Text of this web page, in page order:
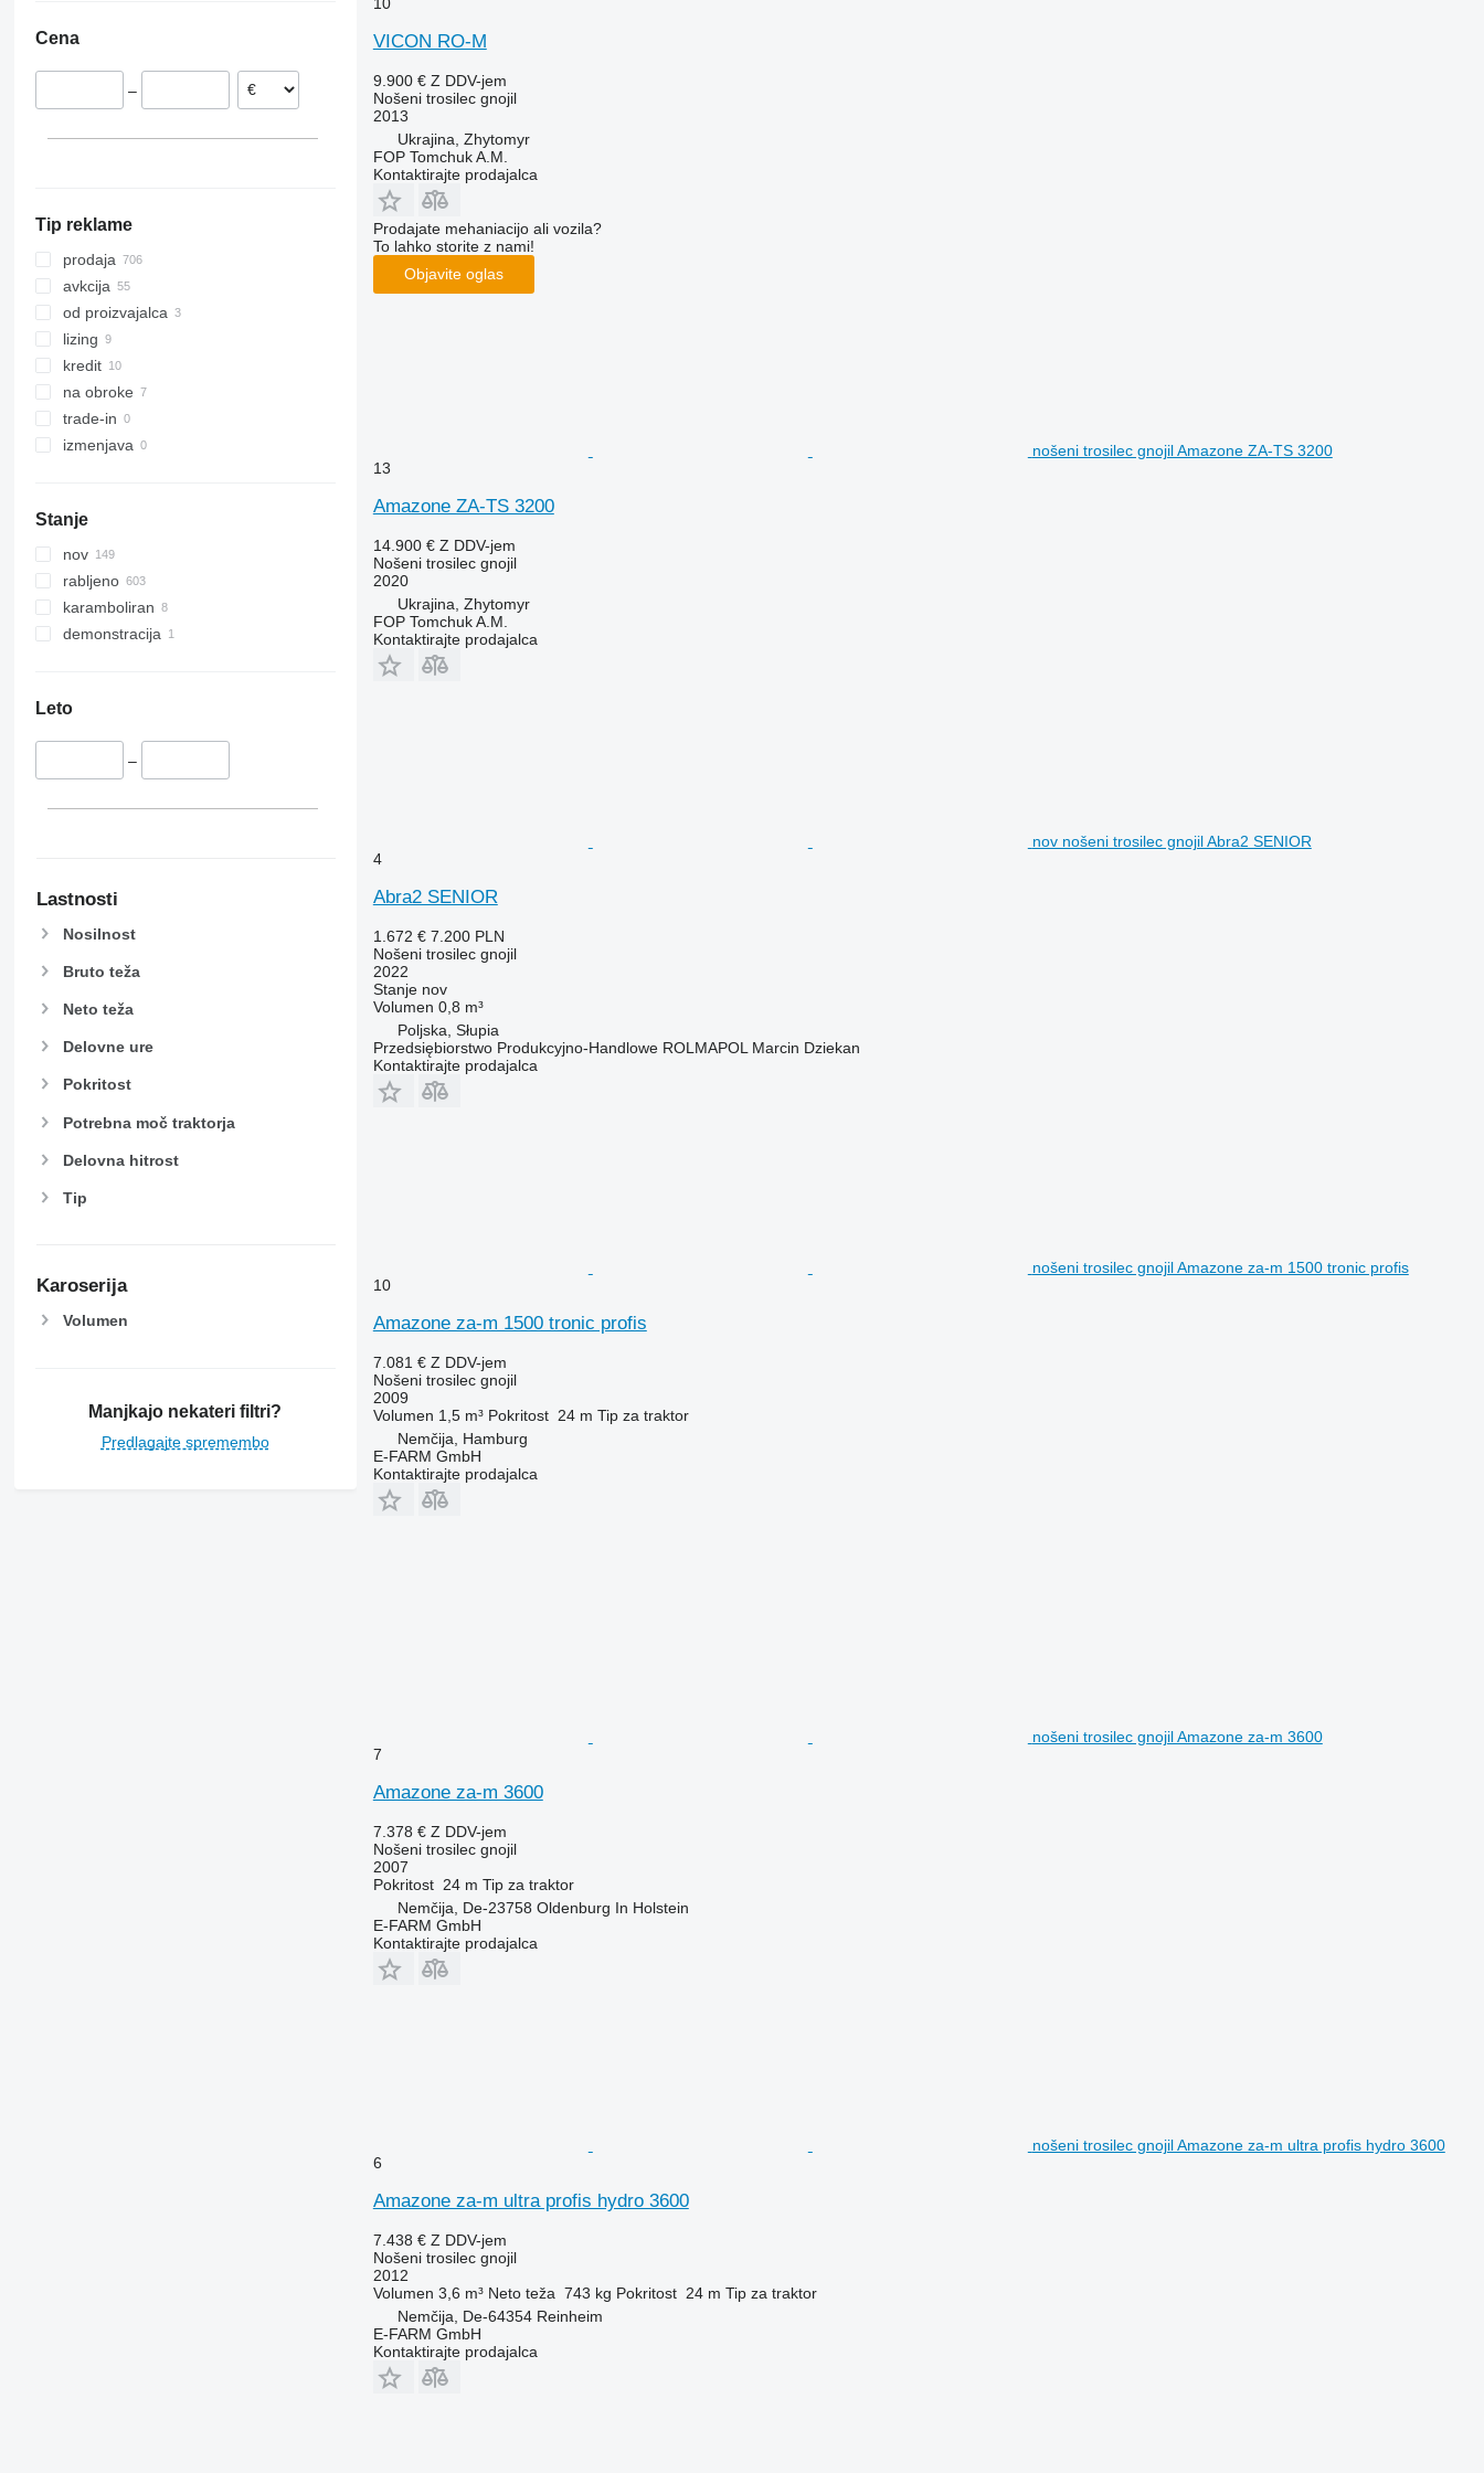
Nizozemska
Romunija
Čile
Moldavija
Cena
–
Tip reklame
prodaja
avkcija
od proizvajalca
lizing
kredit
na obroke
trade-in
izmenjava
Stanje
nov
rabljeno
karamboliran
demonstracija
Leto
–
Lastnosti
Nosilnost
Bruto teža
Neto teža
Delovne ure
Pokritost
Potrebna moč traktorja
Delovna hitrost
Tip
Karoserija
Volumen
Manjkajo nekateri filtri?
Predlagajte spremembo
VICON RO-M
9.900 € Z DDV-jem
Nošeni trosilec gnojil
2013
Ukrajina, Zhytomyr
FOP Tomchuk A.M.
Kontaktirajte prodajalca
Prodajate mehaniacijo ali vozila?
To lahko storite z nami!
Objavite oglas
nošeni trosilec gnojil Amazone ZA-TS 3200
13
Amazone ZA-TS 3200
14.900 € Z DDV-jem
Nošeni trosilec gnojil
2020
Ukrajina, Zhytomyr
FOP Tomchuk A.M.
Kontaktirajte prodajalca
nov nošeni trosilec gnojil Abra2 SENIOR
4
Abra2 SENIOR
1.672 € 7.200 PLN
Nošeni trosilec gnojil
2022
Stanjenov
Volumen 0,8 m³
Poljska, Słupia
Przedsiębiorstwo Produkcyjno-Handlowe ROLMAPOL Marcin Dziekan
Kontaktirajte prodajalca
nošeni trosilec gnojil Amazone za-m 1500 tronic profis
10
Amazone za-m 1500 tronic profis
7.081 € Z DDV-jem
Nošeni trosilec gnojil
2009
Volumen 1,5 m³ Pokritost 24 m Tip za traktor
Nemčija, Hamburg
E-FARM GmbH
Kontaktirajte prodajalca
nošeni trosilec gnojil Amazone za-m 3600
7
Amazone za-m 3600
7.378 € Z DDV-jem
Nošeni trosilec gnojil
2007
Pokritost 24 m Tip za traktor
Nemčija, De-23758 Oldenburg In Holstein
E-FARM GmbH
Kontaktirajte prodajalca
nošeni trosilec gnojil Amazone za-m ultra profis hydro 3600
6
Amazone za-m ultra profis hydro 3600
7.438 € Z DDV-jem
Nošeni trosilec gnojil
2012
Volumen 3,6 m³ Neto teža 743 kg Pokritost 24 m Tip za traktor
Nemčija, De-64354 Reinheim
E-FARM GmbH
Kontaktirajte prodajalca